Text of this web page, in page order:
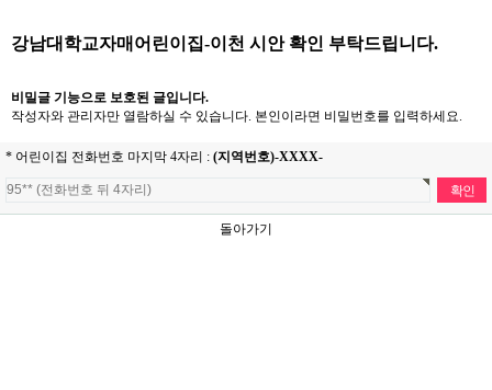
강남대학교자매어린이집-이천 시안 확인 부탁드립니다.
비밀글 기능으로 보호된 글입니다.
작성자와 관리자만 열람하실 수 있습니다. 본인이라면 비밀번호를 입력하세요.
* 어린이집 전화번호 마지막 4자리 : (지역번호)-XXXX-
돌아가기